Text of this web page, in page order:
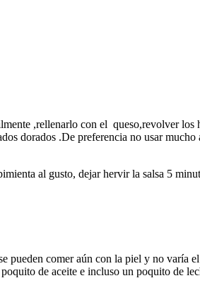
,rellenarlo con el queso,revolver los
dorados .De preferencia no usar
al gusto, dejar hervir la salsa 5
pueden comer aún con la piel y no varía
de aceite e incluso un poquito de